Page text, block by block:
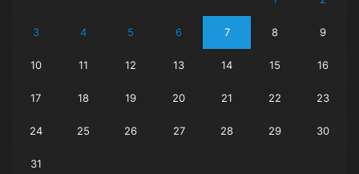
3 4 5 6 7 8 9
10 11 12 13 14 15 16
17 18 19 20 21 22 23
24 25 26 27 28 29 30
31